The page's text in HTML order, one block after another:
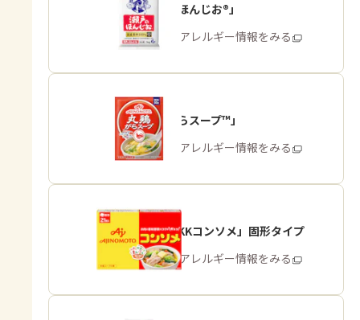
「瀬戸のほんじお®」
商品・アレルギー情報をみる
「丸鶏がらスープ™」
商品・アレルギー情報をみる
「味の素KKコンソメ」固形タイプ
商品・アレルギー情報をみる